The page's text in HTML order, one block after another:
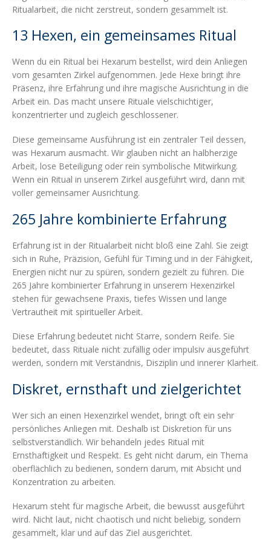
Ritualarbeit, die nicht zerstreut, sondern gesammelt ist.
13 Hexen, ein gemeinsames Ritual
Wenn du ein Ritual bei Hexarum bestellst, wird dein Anliegen
vom gesamten Zirkel aufgenommen. Jede Hexe bringt ihre
Präsenz, ihre Erfahrung und ihre magische Ausrichtung in die
Arbeit ein. Das macht unsere Rituale vielschichtiger,
konzentrierter und zugleich geschlossener.
Diese gemeinsame Ausführung ist ein zentraler Teil dessen,
was Hexarum ausmacht. Wir glauben nicht an halbherzige
Arbeit, lose Beteiligung oder rein symbolische Mitwirkung.
Wenn ein Ritual in unserem Zirkel ausgeführt wird, dann mit
voller gemeinsamer Ausrichtung.
265 Jahre kombinierte Erfahrung
Erfahrung ist in der Ritualarbeit nicht bloß eine Zahl. Sie zeigt
sich in Ruhe, Präzision, Gefühl für Timing und in der Fähigkeit,
Energien nicht nur zu spüren, sondern gezielt zu führen. Die
265 Jahre kombinierter Erfahrung in unserem Hexenzirkel
stehen für gewachsene Praxis, tiefes Wissen und lange
Vertrautheit mit spiritueller Arbeit.
Diese Erfahrung bedeutet nicht Starre, sondern Reife. Sie
bedeutet, dass Rituale nicht zufällig oder impulsiv ausgeführt
werden, sondern mit Verständnis, Disziplin und innerer Klarheit.
Diskret, ernsthaft und zielgerichtet
Wer sich an einen Hexenzirkel wendet, bringt oft ein sehr
persönliches Anliegen mit. Deshalb ist Diskretion für uns
selbstverständlich. Wir behandeln jedes Ritual mit
Ernsthaftigkeit und Respekt. Es geht nicht darum, ein Thema
oberflächlich zu bedienen, sondern darum, mit Absicht und
Konzentration zu arbeiten.
Hexarum steht für magische Arbeit, die bewusst ausgeführt
wird. Nicht laut, nicht chaotisch und nicht beliebig, sondern
gesammelt, klar und auf das Ziel ausgerichtet.